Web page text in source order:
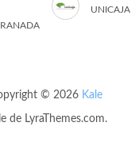
UNICAJA
© 2026 Kale
de LyraThemes.com.